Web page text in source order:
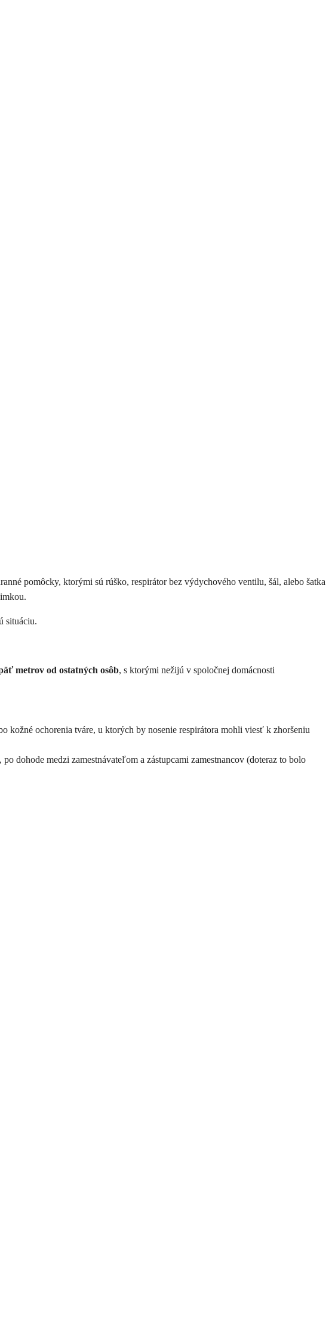
pomôcky, ktorými sú rúško, respirátor bez výdychového ventilu, šál, alebo šatka
situáciu.
metrov od ostatných osôb, s ktorými nežijú v spoločnej domácnosti
kožné ochorenia tváre, u ktorých by nosenie respirátora mohli viesť k zhoršeniu
dohode medzi zamestnávateľom a zástupcami zamestnancov (doteraz to bolo